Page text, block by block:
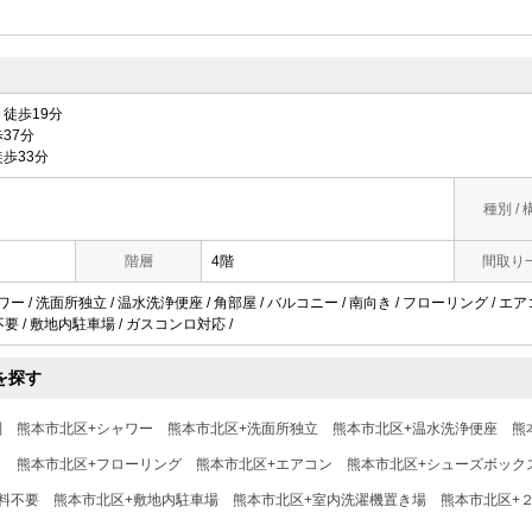
歩19分
分
33分
種別 /
階層 4階 間取り
ー / 洗面所独立 / 温水洗浄便座 / 角部屋 / バルコニー / 南向き / フローリング / エ
/ 敷地内駐車場 / ガスコンロ対応 /
探す
熊本市北区+シャワー 熊本市北区+洗面所独立 熊本市北区+温水洗浄便座 熊
熊本市北区+フローリング 熊本市北区+エアコン 熊本市北区+シューズボック
不要 熊本市北区+敷地内駐車場 熊本市北区+室内洗濯機置き場 熊本市北区+